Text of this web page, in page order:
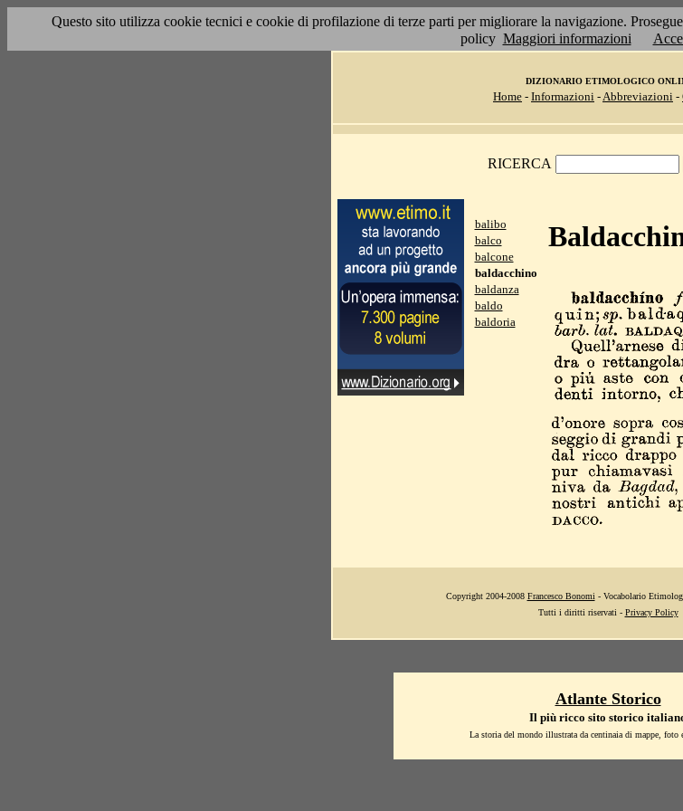
Questo sito utilizza cookie tecnici e cookie di profilazione di terze parti per migliorare la navigazione.
policy Maggiori informazioni
DIZIONARIO ETIMOLOGICO
Home - Informazioni -Abbreviazioni -
RICERCA
balibo
balco
balcone
baldacchino
baldanza
baldo
baldoria
Copyright 2004-2008 Francesco Bonomi - Vocabolario
Tutti i diritti riservati - Privacy Policy
Atlante Storico
Il più ricco sito storico
La storia del mondo illustrata da centinaia di mappe, foto